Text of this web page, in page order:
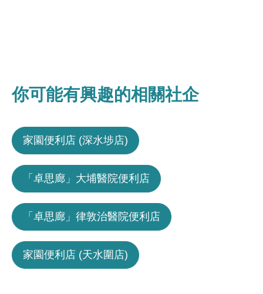
你可能有興趣的相關社企
家園便利店 (深水埗店)
「卓思廊」大埔醫院便利店
「卓思廊」律敦治醫院便利店
家園便利店 (天水圍店)